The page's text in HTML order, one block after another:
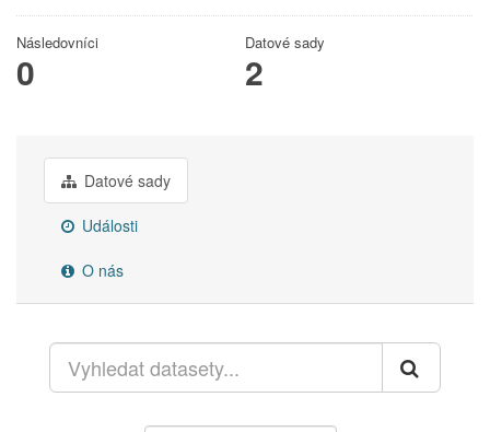
Následovníci
0
Datové sady
2
Datové sady
Události
O nás